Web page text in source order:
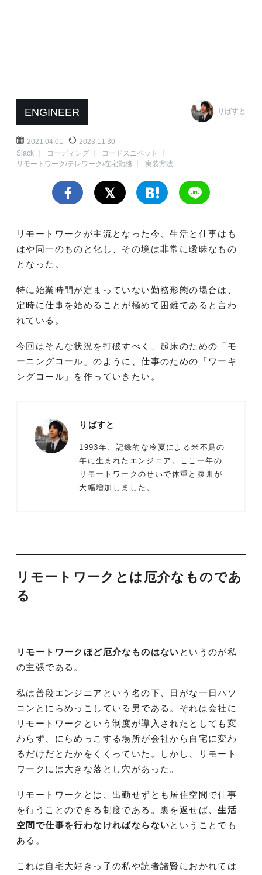
ENGINEER りばすと
2021.04.01
2023.11.30
Slack
コーディング
コードスニペット
リモートワーク/テレワーク/在宅勤務
実装方法
リモートワークが主流となった今、生活と仕事はも
はや同一のものと化し、その境は非常に曖昧なもの
となった。
特に始業時間が定まっていない勤務形態の場合は、
定時に仕事を始めることが極めて困難であると言わ
れている。
今回はそんな状況を打破すべく、起床のための「モ
ーニングコール」のように、仕事のための「ワーキ
ングコール」を作っていきたい。
りばすと
1993年、記録的な冷夏による米不足の
年に生まれたエンジニア。ここ一年の
リモートワークのせいで体重と腹囲が
大幅増加しました。
リモートワークとは厄介なものであ
る
リモートワークほど厄介なものはない というのが私
の主張である。
私は普段エンジニアという名の下、日がな一日パソ
コンとにらめっこしている男である。それは会社に
リモートワークという制度が導入されたとしても変
わらず、にらめっこする場所が会社から自宅に変わ
るだけだとたかをくくっていた。しかし、リモート
ワークには大きな落とし穴があった。
リモートワークとは、出勤せずとも居住空間で仕事
を行うことのできる制度である。裏を返せば、生活
空間で仕事を行わなければならないということでも
ある。
これは自宅大好きっ子の私や読者諸賢におかれては